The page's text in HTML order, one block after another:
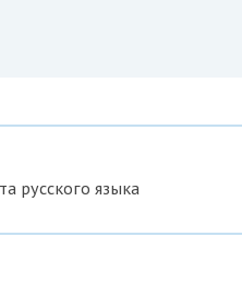
русского языка